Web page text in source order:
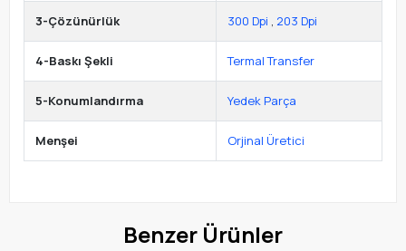
3-Çözünürlük 300 Dpi , 203 Dpi
4-Baskı Şekli Termal Transfer
5-Konumlandırma Yedek Parça
Menşei Orjinal Üretici
Benzer Ürünler